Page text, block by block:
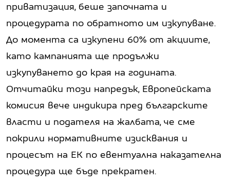
приватизация, беше започната и
процедурата по обратното им изкупуване.
До момента са изкупени 60% от акциите,
като кампанията ще продължи
изкупуването до края на годината.
Отчитайки този напредък, Европейската
комисия вече индикира пред българските
власти и подателя на жалбата, че сме
покрили нормативните изисквания и
процесът на ЕК по евентуална наказателна
процедура ще бъде прекратен.